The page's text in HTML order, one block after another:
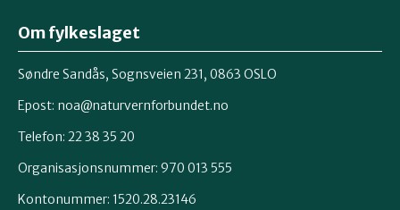
Om fylkeslaget
Søndre Sandås, Sognsveien 231, 0863 OSLO
Epost: noa@naturvernforbundet.no
Telefon: 22 38 35 20
Organisasjonsnummer: 970 013 555
Kontonummer: 1520.28.23146